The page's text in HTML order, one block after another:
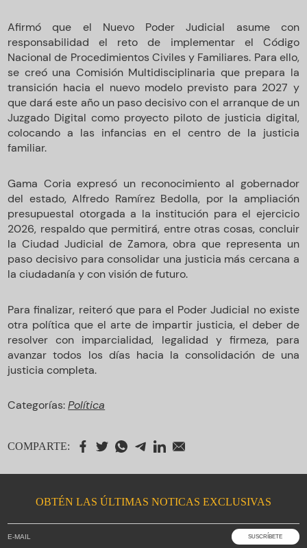
Afirmó que el Nuevo Poder Judicial asume con
responsabilidad el reto de implementar el Código
Nacional de Procedimientos Civiles y Familiares. Para ello,
se creó una Comisión Multidisciplinaria que prepara la
transición hacia el nuevo modelo previsto para 2027 y
que dará este año un paso decisivo con el arranque de un
Juzgado Digital como proyecto piloto de justicia digital,
colocando a las infancias en el centro de la justicia
familiar.
Gama Coria expresó un reconocimiento al gobernador
del estado, Alfredo Ramírez Bedolla, por la ampliación
presupuestal otorgada a la institución para el ejercicio
2026, respaldo que permitirá, entre otras cosas, concluir
la Ciudad Judicial de Zamora, obra que representa un
paso decisivo para consolidar una justicia más cercana a
la ciudadanía y con visión de futuro.
Para finalizar, reiteró que para el Poder Judicial no existe
otra política que el arte de impartir justicia, el deber de
resolver con imparcialidad, legalidad y firmeza, para
avanzar todos los días hacia la consolidación de una
justicia completa.
Categorías:Política
COMPARTE:
OBTÉN LAS ÚLTIMAS NOTICAS EXCLUSIVAS